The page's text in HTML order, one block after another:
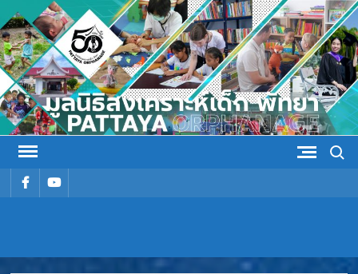
Skip
to
content
รายการรายการ